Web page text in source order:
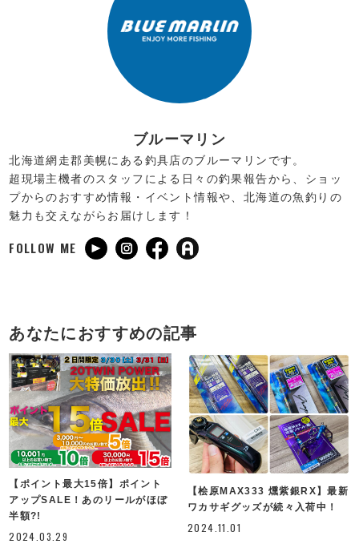
ブルーマリン
北海道網走郡美幌にある釣具店のブルーマリンです。
超現場主機者のスタッフによる日々の釣果報告から、ショッ
プからのおすすめ情報・イベント情報や、北海道の魚釣りの
魅力も交えながらお届けします！
FOLLOW ME
あなたにおすすめの記事
【ポイント最大15倍】ポイント
アップSALE！あのリールがほぼ
半額?!
2024.03.29
【桧原MAX333 燻紫銀RX】最新
ワカサギグッズが続々入荷中！
2024.11.01